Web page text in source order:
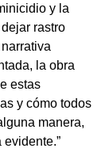
y la
rastro
la obra
estas
y cómo todos
manera,